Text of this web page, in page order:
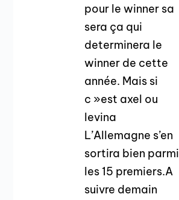
pour le winner sa
sera ça qui
determinera le
winner de cette
année. Mais si
c »est axel ou
levina
L’Allemagne s’en
sortira bien parmi
les 15 premiers.A
suivre demain